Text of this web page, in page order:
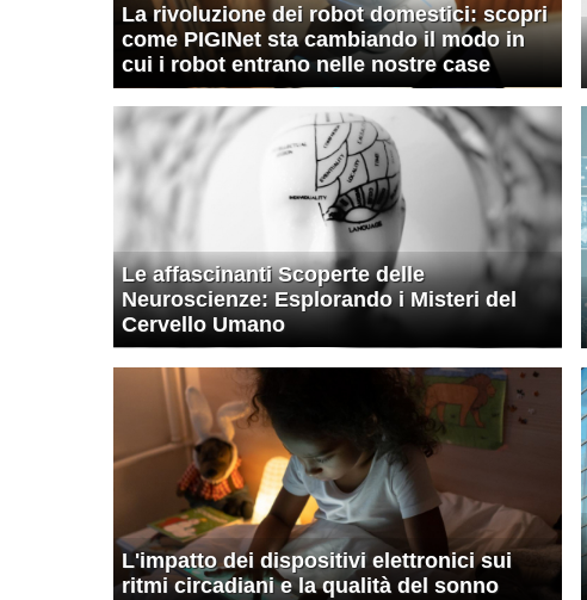
La rivoluzione dei robot domestici: scopri
come PIGINet sta cambiando il modo in
cui i robot entrano nelle nostre case
Le affascinanti Scoperte delle
Neuroscienze: Esplorando i Misteri del
Cervello Umano
L'impatto dei dispositivi elettronici sui
ritmi circadiani e la qualità del sonno